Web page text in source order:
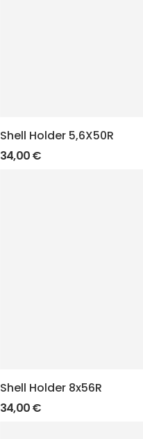
Shell Holder 5,6X50R
34,00€
Shell Holder 8x56R
34,00€